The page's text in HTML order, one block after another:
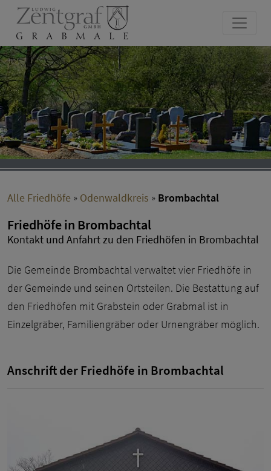
Alle Friedhöfe » Odenwaldkreis » Brombachtal
Friedhöfe in Brombachtal
Kontakt und Anfahrt zu den Friedhöfen in Brombachtal
Die Gemeinde Brombachtal verwaltet vier Friedhöfe in
der Gemeinde und seinen Ortsteilen. Die Bestattung auf
den Friedhöfen mit Grabstein oder Grabmal ist in
Einzelgräber, Familiengräber oder Urnengräber möglich.
Anschrift der Friedhöfe in Brombachtal